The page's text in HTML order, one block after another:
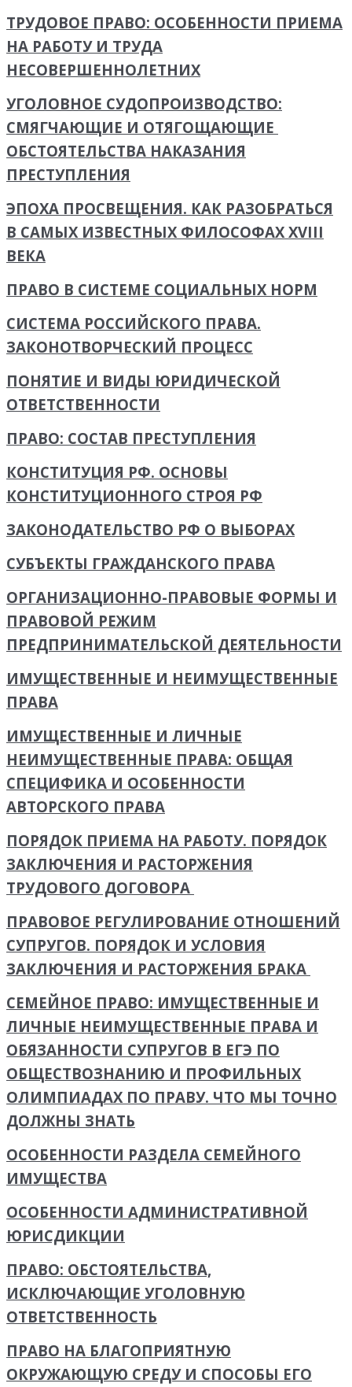
ТРУДОВОЕ ПРАВО: ОСОБЕННОСТИ ПРИЕМА
НА РАБОТУ И ТРУДА
НЕСОВЕРШЕННОЛЕТНИХ
УГОЛОВНОЕ СУДОПРОИЗВОДСТВО:
СМЯГЧАЮЩИЕ И ОТЯГОЩАЮЩИЕ
ОБСТОЯТЕЛЬСТВА НАКАЗАНИЯ
ПРЕСТУПЛЕНИЯ
ЭПОХА ПРОСВЕЩЕНИЯ. КАК РАЗОБРАТЬСЯ
В САМЫХ ИЗВЕСТНЫХ ФИЛОСОФАХ XVIII
ВЕКА
ПРАВО В СИСТЕМЕ СОЦИАЛЬНЫХ НОРМ
СИСТЕМА РОССИЙСКОГО ПРАВА.
ЗАКОНОТВОРЧЕСКИЙ ПРОЦЕСС
ПОНЯТИЕ И ВИДЫ ЮРИДИЧЕСКОЙ
ОТВЕТСТВЕННОСТИ
ПРАВО: СОСТАВ ПРЕСТУПЛЕНИЯ
КОНСТИТУЦИЯ РФ. ОСНОВЫ
КОНСТИТУЦИОННОГО СТРОЯ РФ
ЗАКОНОДАТЕЛЬСТВО РФ О ВЫБОРАХ
СУБЪЕКТЫ ГРАЖДАНСКОГО ПРАВА
ОРГАНИЗАЦИОННО-ПРАВОВЫЕ ФОРМЫ И
ПРАВОВОЙ РЕЖИМ
ПРЕДПРИНИМАТЕЛЬСКОЙ ДЕЯТЕЛЬНОСТИ
ИМУЩЕСТВЕННЫЕ И НЕИМУЩЕСТВЕННЫЕ
ПРАВА
ИМУЩЕСТВЕННЫЕ И ЛИЧНЫЕ
НЕИМУЩЕСТВЕННЫЕ ПРАВА: ОБЩАЯ
СПЕЦИФИКА И ОСОБЕННОСТИ
АВТОРСКОГО ПРАВА
ПОРЯДОК ПРИЕМА НА РАБОТУ. ПОРЯДОК
ЗАКЛЮЧЕНИЯ И РАСТОРЖЕНИЯ
ТРУДОВОГО ДОГОВОРА
ПРАВОВОЕ РЕГУЛИРОВАНИЕ ОТНОШЕНИЙ
СУПРУГОВ. ПОРЯДОК И УСЛОВИЯ
ЗАКЛЮЧЕНИЯ И РАСТОРЖЕНИЯ БРАКА
СЕМЕЙНОЕ ПРАВО: ИМУЩЕСТВЕННЫЕ И
ЛИЧНЫЕ НЕИМУЩЕСТВЕННЫЕ ПРАВА И
ОБЯЗАННОСТИ СУПРУГОВ В ЕГЭ ПО
ОБЩЕСТВОЗНАНИЮ И ПРОФИЛЬНЫХ
ОЛИМПИАДАХ ПО ПРАВУ. ЧТО МЫ ТОЧНО
ДОЛЖНЫ ЗНАТЬ
ОСОБЕННОСТИ РАЗДЕЛА СЕМЕЙНОГО
ИМУЩЕСТВА
ОСОБЕННОСТИ АДМИНИСТРАТИВНОЙ
ЮРИСДИКЦИИ
ПРАВО: ОБСТОЯТЕЛЬСТВА,
ИСКЛЮЧАЮЩИЕ УГОЛОВНУЮ
ОТВЕТСТВЕННОСТЬ
ПРАВО НА БЛАГОПРИЯТНУЮ
ОКРУЖАЮЩУЮ СРЕДУ И СПОСОБЫ ЕГО